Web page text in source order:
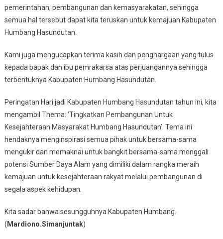
pemerintahan, pembangunan dan kemasyarakatan, sehingga
semua hal tersebut dapat kita teruskan untuk kemajuan Kabupaten
Humbang Hasundutan.
Kami juga mengucapkan terima kasih dan penghargaan yang tulus
kepada bapak dan ibu pemrakarsa atas perjuangannya sehingga
terbentuknya Kabupaten Humbang Hasundutan.
Peringatan Hari jadi Kabupaten Humbang Hasundutan tahun ini, kita
mengambil Thema: ‘Tingkatkan Pembangunan Untuk
Kesejahteraan Masyarakat Humbang Hasundutan’. Tema ini
hendaknya menginspirasi semua pihak untuk bersama-sama
mengukir dan memaknai untuk bangkit bersama-sama menggali
potensi Sumber Daya Alam yang dimiliki dalam rangka meraih
kemajuan untuk kesejahteraan rakyat melalui pembangunan di
segala aspek kehidupan.
Kita sadar bahwa sesungguhnya Kabupaten Humbang.
( Mardiono.Simanjuntak)